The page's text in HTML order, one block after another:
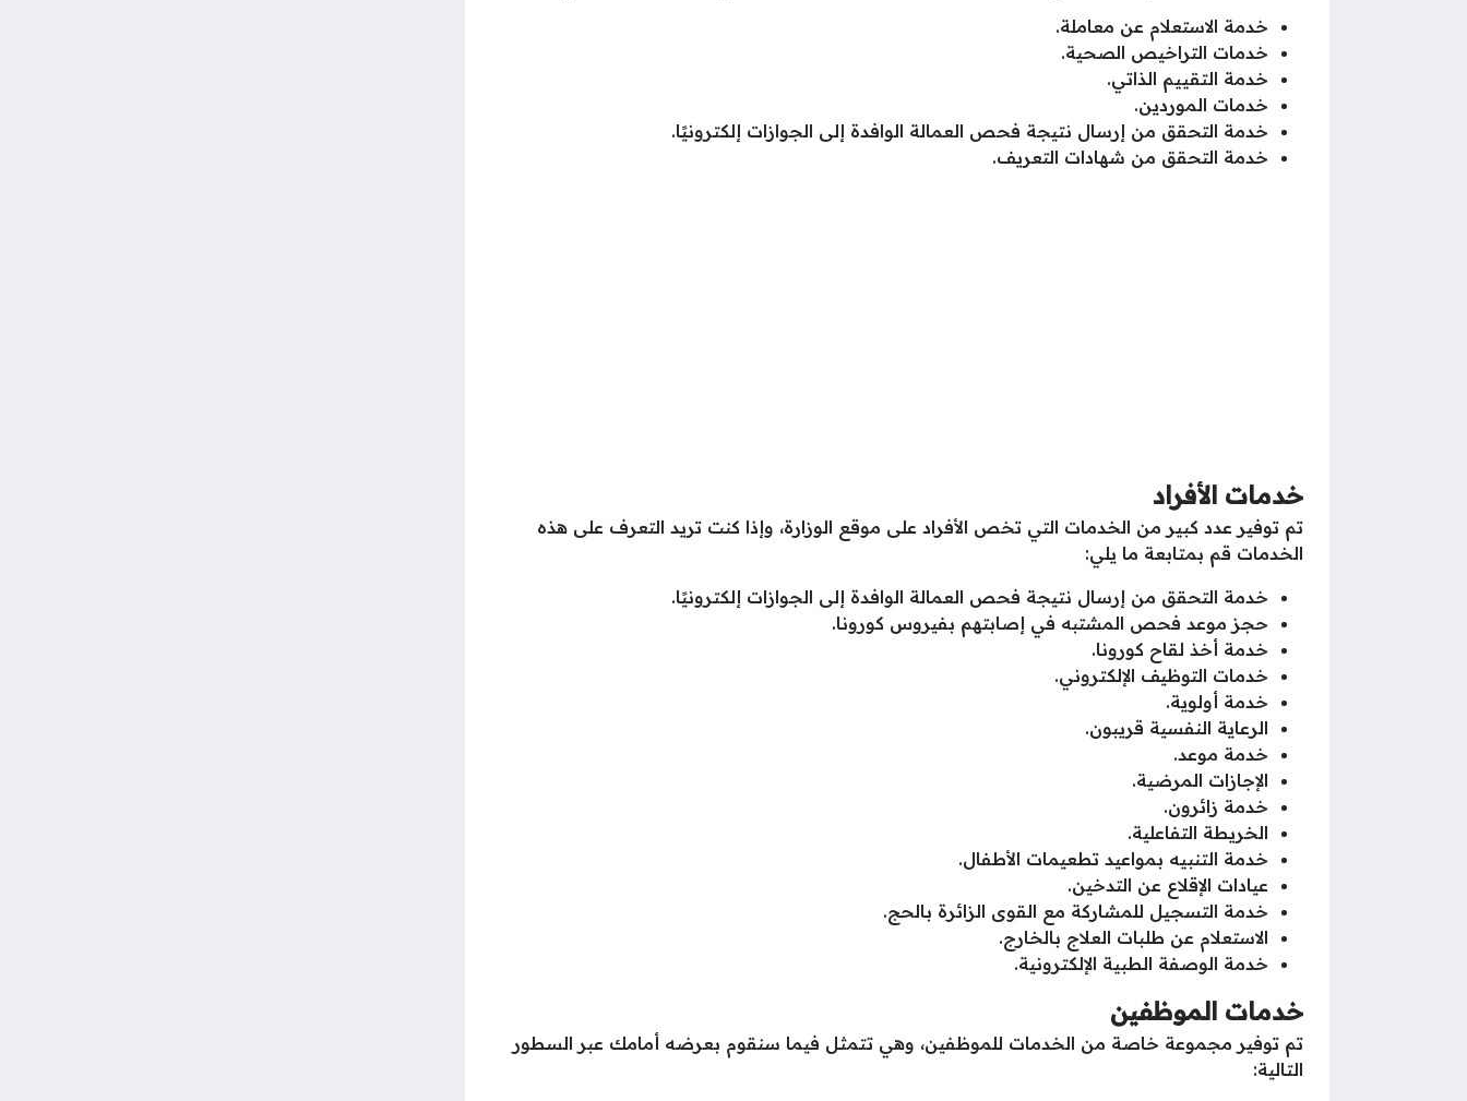
خدمة الاستعلام عن معاملة.
خدمات التراخيص الصحية.
خدمة التقييم الذاتي.
خدمات الموردين.
خدمة التحقق من إرسال نتيجة فحص العمالة الوافدة إلى الجوازات إلكترونيًا.
خدمة التحقق من شهادات التعريف.
خدمات الأفراد
تم توفير عدد كبير من الخدمات التي تخص الأفراد على موقع الوزارة، وإذا كنت تريد التعرف على هذه
الخدمات قم بمتابعة ما يلي:
خدمة التحقق من إرسال نتيجة فحص العمالة الوافدة إلى الجوازات إلكترونيًا.
حجز موعد فحص المشتبه في إصابتهم بفيروس كورونا.
خدمة أخذ لقاح كورونا.
خدمات التوظيف الإلكتروني.
خدمة أولوية.
الرعاية النفسية قريبون.
خدمة موعد.
الإجازات المرضية.
خدمة زائرون.
الخريطة التفاعلية.
خدمة التنبيه بمواعيد تطعيمات الأطفال.
عيادات الإقلاع عن التدخين.
خدمة التسجيل للمشاركة مع القوى الزائرة بالحج.
الاستعلام عن طلبات العلاج بالخارج.
خدمة الوصفة الطبية الإلكترونية.
خدمات الموظفين
تم توفير مجموعة خاصة من الخدمات للموظفين، وهي تتمثل فيما سنقوم بعرضه أمامك عبر السطور
التالية: